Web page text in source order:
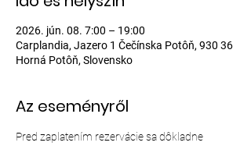
2026. jún. 08. 7:00 – 19:00
Carplandia, Jazero 1 Čečínska Potôň, 930 36
Horná Potôň, Slovensko
Az eseményről
Pred zaplatením rezervácie sa dôkladne